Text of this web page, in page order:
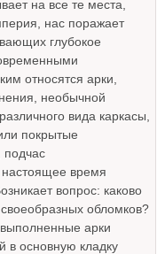
на все те места,
нас поражает
глубокое
относятся арки,
необычной
вида каркасы,
покрытые
подчас
время
вопрос: каково
обломков?
арки
в основную кладку